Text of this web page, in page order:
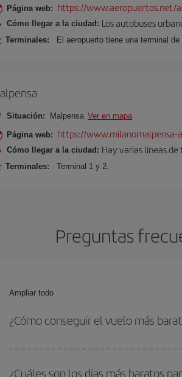
Página web: https://www.aeropuertos.net/
Cómo llegar a la ciudad: Los autobuses
Terminales: El aeropuerto tiene una terminal
Situación: Malpensa Ver en mapa
Página web: https://
Cómo llegar a la ciudad: Hay varias líneas
Terminales: Terminal 1 y 2.
Preguntas
Ampliar todo
¿Cómo conseguir el vuelo más
fechas y horarios de ida y vuelta.
¿Cuáles son los días más baratos